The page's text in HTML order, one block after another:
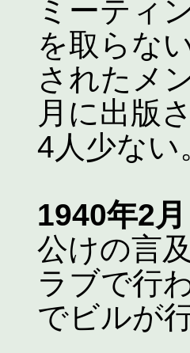
ミーティ
を取らな
されたメ
月に出版
4人少ない
1940年2月
公けの言
ラブで行
でビルが